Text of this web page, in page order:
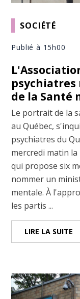
SOCIÉTÉ
Publié à 15h00
de la Santé
Le portrait de la
au Québec,
psychiatres du
mercredi matin
qui propose six
nommer un
mentale. À
les partis ...
LIRE LA SUITE